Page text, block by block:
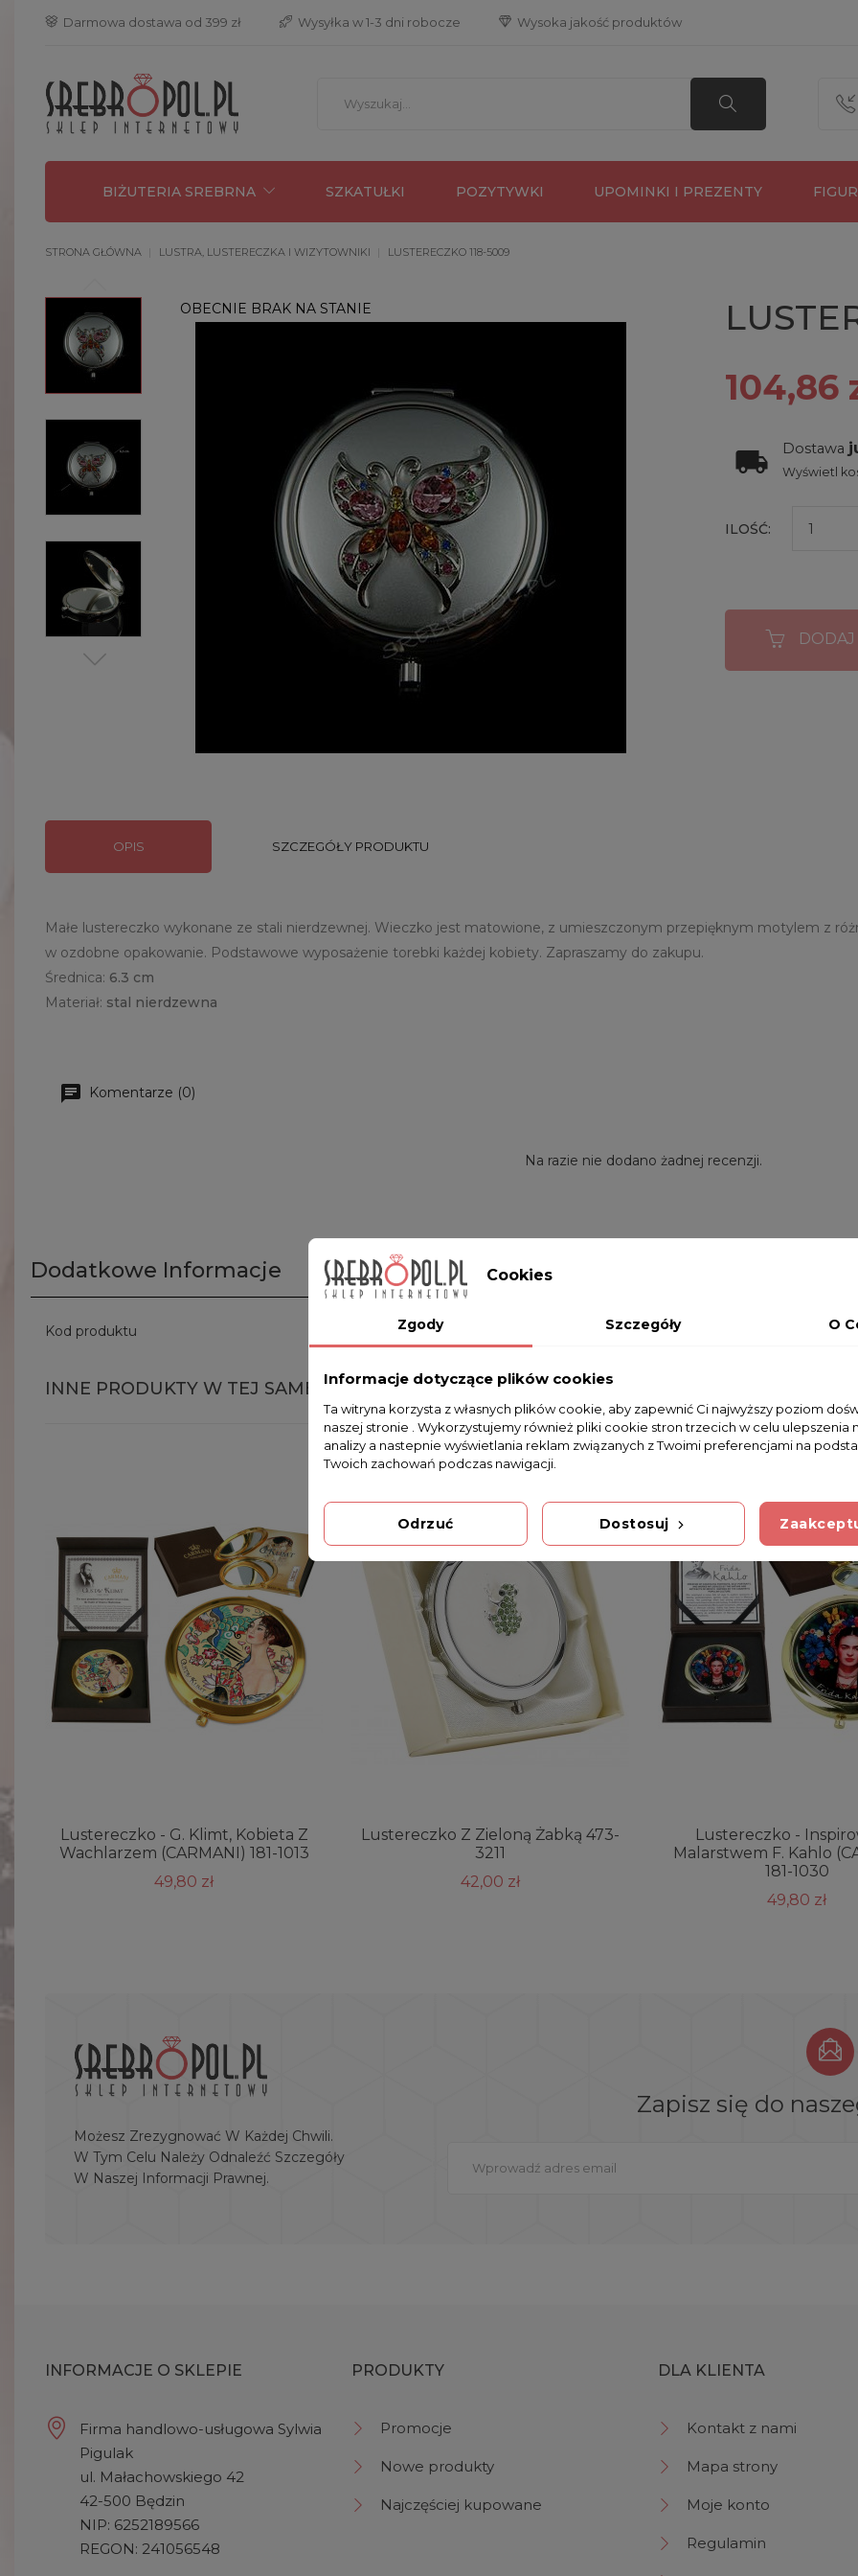
 Darmowa dostawa od 399 zł  Wysyłka w 1-3 dni robocze  Wysoka jakość produktów
BIŻUTERIA SREBRNA SZKATUŁKI POZYTYWKI UPOMINKI I PREZENTY
STRONA GŁÓWNA LUSTRA, LUSTERECZKA I WIZYTOWNIKI LUSTERECZKO 118-5009
OBECNIE BRAK NA STANIE
104,86
Dostawa
Wyświetl
ILOŚĆ:
OPIS SZCZEGÓŁY PRODUKTU
Małe lustereczko wykonane ze stali nierdzewnej. Wieczko jest matowione, z umieszczonym przepięknym motylem z
w ozdobne opakowanie. Podstawowe wyposażenie torebki każdej kobiety. Zapraszamy do zakupu.
Średnica: 6.3 cm
Materiał: stal nierdzewna
Komentarze (0)
Na razie nie dodano żadnej recenzji.
Dodatkowe Informacje
Kod produktu 118-5009
INNE PRODUKTY W TEJ SAMEJ KATEGORII
Lustereczko - G. Klimt, Kobieta Z
Wachlarzem (CARMANI) 181-1013
49,80 zł
Lustereczko Z Zieloną Żabką 473-
3211
42,00 zł
Lustereczko -
Malarstwem F. Kahlo
181-1030
49,80 zł
Możesz Zrezygnować W Każdej Chwili.
W Tym Celu Należy Odnaleźć Szczegóły
W Naszej Informacji Prawnej.
Zapisz się do
INFORMACJE O SKLEPIE
Firma handlowo-usługowa Sylwia
Pigulak
ul. Małachowskiego 42
42-500 Będzin
NIP: 6252189566
REGON: 241056548
PRODUKTY
Promocje
Nowe produkty
Najczęściej kupowane
DLA KLIENTA
Kontakt z nami
Mapa strony
Moje konto
Regulamin
Cookies
Zgody Szczegóły O
Informacje dotyczące plików cookies
Ta witryna korzysta z własnych plików cookie, aby zapewnić Ci najwyższy poziom
naszej stronie . Wykorzystujemy również pliki cookie stron trzecich w celu ulepszenia
analizy a nastepnie wyświetlania reklam związanych z Twoimi preferencjami na
Twoich zachowań podczas nawigacji.
Odrzuć Dostosuj